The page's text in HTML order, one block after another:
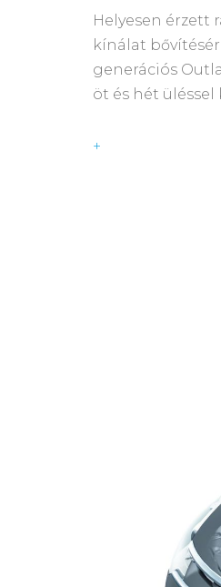
Helyesen érzett
kínálat
generációs
öt és hét üléssel
+